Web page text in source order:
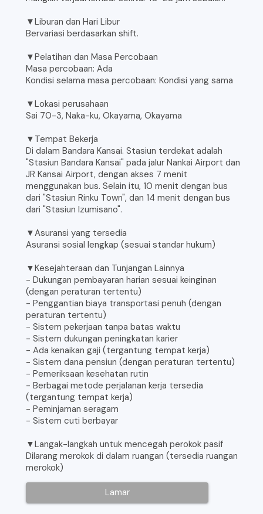
▼Liburan dan Hari Libur
Bervariasi berdasarkan shift.
▼Pelatihan dan Masa Percobaan
Masa percobaan: Ada
Kondisi selama masa percobaan: Kondisi yang sama
▼Lokasi perusahaan
Sai 70-3, Naka-ku, Okayama, Okayama
▼Tempat Bekerja
Di dalam Bandara Kansai. Stasiun terdekat adalah
"Stasiun Bandara Kansai" pada jalur Nankai Airport dan
JR Kansai Airport, dengan akses 7 menit
menggunakan bus. Selain itu, 10 menit dengan bus
dari "Stasiun Rinku Town", dan 14 menit dengan bus
dari "Stasiun Izumisano".
▼Asuransi yang tersedia
Asuransi sosial lengkap (sesuai standar hukum)
▼Kesejahteraan dan Tunjangan Lainnya
- Dukungan pembayaran harian sesuai keinginan
(dengan peraturan tertentu)
- Penggantian biaya transportasi penuh (dengan
peraturan tertentu)
- Sistem pekerjaan tanpa batas waktu
- Sistem dukungan peningkatan karier
- Ada kenaikan gaji (tergantung tempat kerja)
- Sistem dana pensiun (dengan peraturan tertentu)
- Pemeriksaan kesehatan rutin
- Berbagai metode perjalanan kerja tersedia
(tergantung tempat kerja)
- Peminjaman seragam
- Sistem cuti berbayar
▼Langak-langkah untuk mencegah perokok pasif
Dilarang merokok di dalam ruangan (tersedia ruangan
merokok)
Lamar